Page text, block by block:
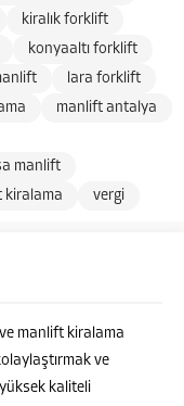
kiralık forklift
konyaaltı forklift
lara forklift
manlift antalya
manlift
kiralama vergi
manlift kiralama
ve
kaliteli